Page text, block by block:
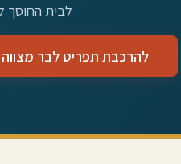
לבית החוסך
להרכבת תפריט לבר מצווה